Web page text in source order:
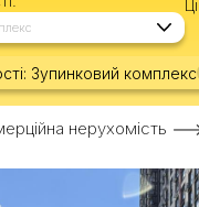
Зупинковий комплекс
нерухомість